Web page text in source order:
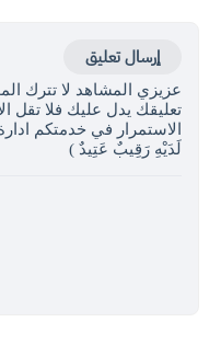
إرسال تعليق
عزيزي المشاهد لا تترك
تعليقك يدل عليك فلا تقل
الاستمرار في خدمتكم
لَدَيْهِ رَقِيبٌ عَتِيدٌ )